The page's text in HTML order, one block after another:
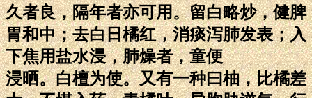
久者良，隔年者亦可用。留白略炒，健脾
胃和中；去白日橘红，消痰泻肺发表；入
下焦用盐水浸，肺燥者，童便
浸晒。白檀为使。又有一种曰柚，比橘差